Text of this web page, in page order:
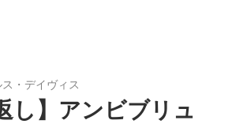
・デイヴィス
し】アンビブリュ